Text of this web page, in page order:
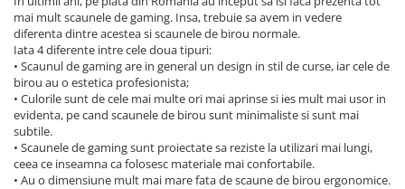
mai mult scaunele de gaming. Insa, trebuie sa avem in vedere
diferenta dintre acestea si scaunele de birou normale.
Iata 4 diferente intre cele doua tipuri:
• Scaunul de gaming are in general un design in stil de curse, iar cele de
birou au o estetica profesionista;
• Culorile sunt de cele mai multe ori mai aprinse si ies mult mai usor in
evidenta, pe cand scaunele de birou sunt minimaliste si sunt mai
subtile.
• Scaunele de gaming sunt proiectate sa reziste la utilizari mai lungi,
ceea ce inseamna ca folosesc materiale mai confortabile.
• Au o dimensiune mult mai mare fata de scaune de birou ergonomice.